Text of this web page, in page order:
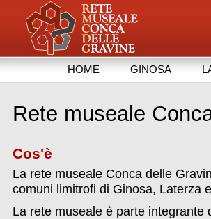
HOME GINOSA
Rete museale
Cos'è
La rete museale Conca delle
comuni limitrofi di Ginosa, Laterza
La rete museale è parte integrante